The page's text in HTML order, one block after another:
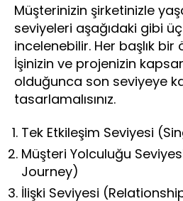
Müşterinizin şirketinizle
seviyeleri aşağıdaki gibi
incelenebilir. Her başlık
İşinizin ve projenizin
olduğunca son seviyeye
tasarlamalısınız.
Tek Etkileşim Seviyesi
Müşteri Yolculuğu
Journey)
İlişki Seviyesi